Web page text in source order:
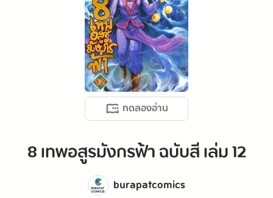
ทดลองอ่าน
8 เทพอสูรมังกรฟ้า ฉบับสี เล่ม 12
burapatcomics